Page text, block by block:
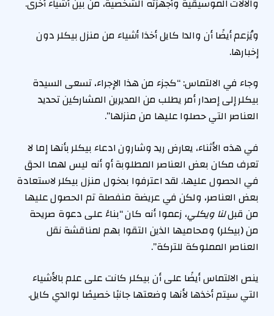
والآلات الموسيقية وأجهزته الشخصية، من بين أشياء أخرى.
ويُزعم أيضًا أن والدا كايل أخذا أشياء من منزل بيكلر دون
إخبارها.
وجاء في الالتماس: “كجزء من هذا الإجراء، تسعى السيدة
بيكلر إلى إصدار أمر يطلب من المديرين المشاركين تحديد
العناصر التي حصلوا عليها من منزلها”.
في هذه الأثناء، يعارض ريد وشارون ادعاء بيكلر بأنها إما لا
تعرف مكان بعض العناصر المطلوبة أو أنه ليس لهما الحق
في الحصول عليها. لقد اعترفوا بدخول منزل بيكلر لاستعادة
بعض العناصر، ولكن في عريضة منفصلة تم الحصول عليها
من قبللنا ويكلي، زعموا أنه كان “بناءً على دعوة صريحة
من (بيكلر) ومحاميها الذين التقوا بهم لمناقشة نقل
العناصر المملوكة للتركة”.
ينص الالتماس أيضًا على أن بيكلر كانت على علم بالأشياء
التي سيتم أخذها لأنها وضعتها جانبًا خصيصًا لوالدي كايل.